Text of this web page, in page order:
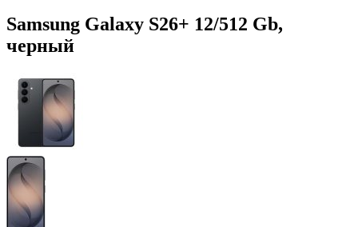
Samsung Galaxy S26+ 12/512 Gb,
черный